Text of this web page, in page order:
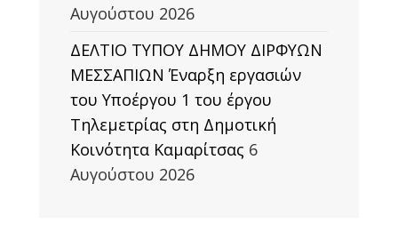
Αυγούστου 2026
ΔΕΛΤΙΟ ΤΥΠΟΥ ΔΗΜΟΥ ΔΙΡΦΥΩΝ
ΜΕΣΣΑΠΙΩΝ Έναρξη εργασιών
του Υποέργου 1 του έργου
Τηλεμετρίας στη Δημοτική
Κοινότητα Καμαρίτσας 6
Αυγούστου 2026